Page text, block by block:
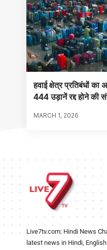
हवाई क्षेत्र प्रतिबंधों का
444 उड़ानें रद्द होने की
MARCH 1, 2026
Live7tv.com: Hindi News
latest news in Hindi,